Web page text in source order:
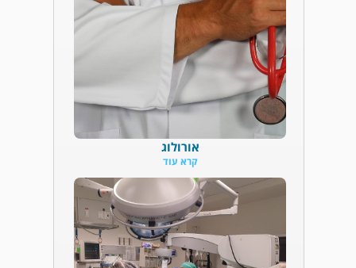
אורולוג
קרא עוד